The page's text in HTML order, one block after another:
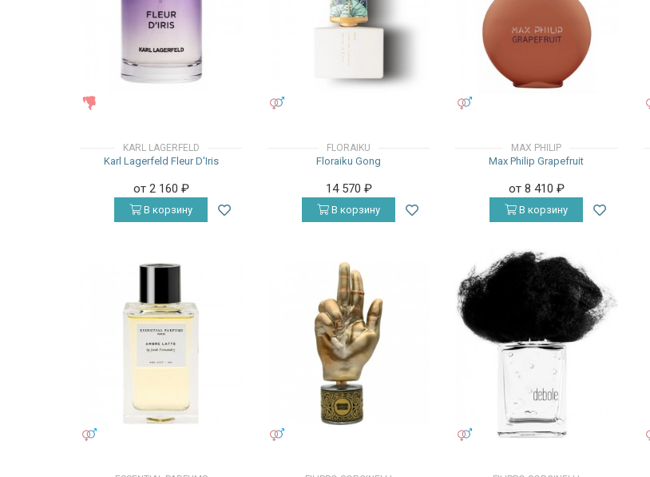
KARL LAGERFELD
Karl Lagerfeld Fleur D'Iris
от 2 160 ₽
В корзину
FLORAIKU
Floraiku Gong
14 570 ₽
В корзину
MAX PHILIP
Max Philip Grapefruit
от 8 410 ₽
В корзину
УНИСЕКС